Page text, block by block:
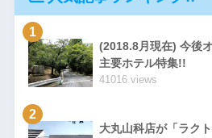
1
(2018.8月現在) 今後
主要ホテル特集!!
41016 views
2
大丸山科店が「ラク